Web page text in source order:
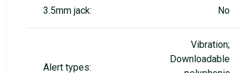
3.5mm jack: No
Alert types:
Vibration;
Downloadable